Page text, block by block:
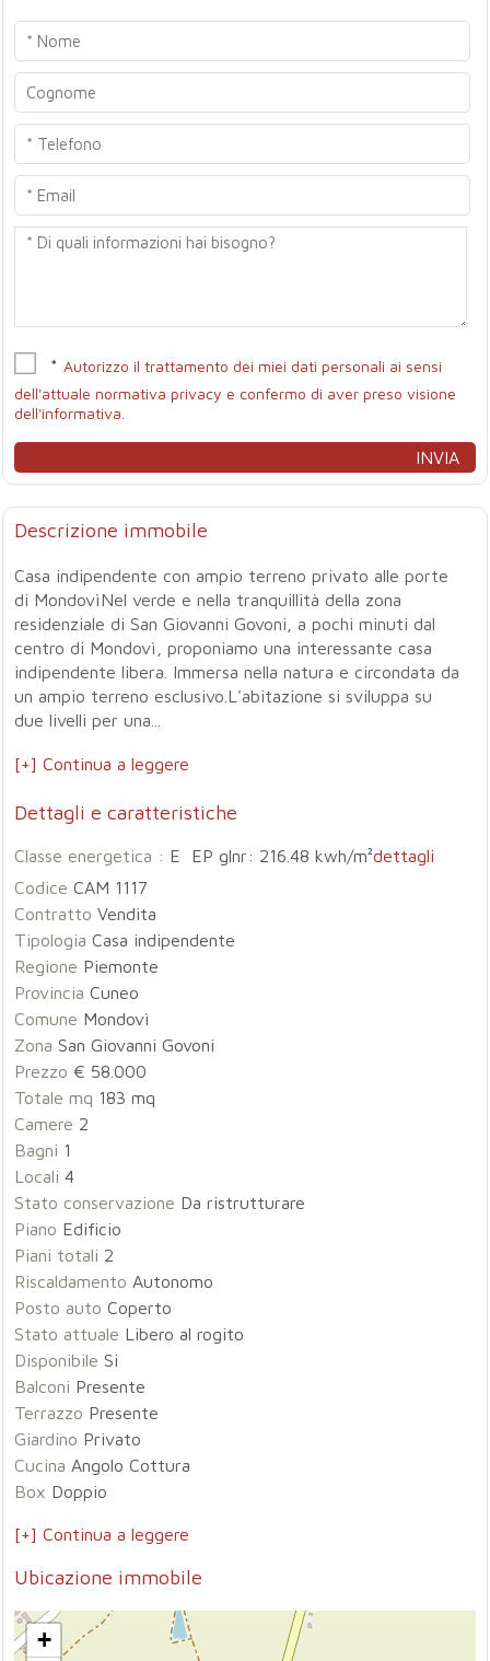
*Autorizzo il trattamento dei miei dati personali ai sensi
dell'attuale normativa privacy e confermo di aver preso visione
dell'informativa.
Descrizione immobile
Casa indipendente con ampio terreno privato alle porte
di MondovìNel verde e nella tranquillità della zona
residenziale di San Giovanni Govoni, a pochi minuti dal
centro di Mondovì, proponiamo una interessante casa
indipendente libera. Immersa nella natura e circondata da
un ampio terreno esclusivo.L'abitazione si sviluppa su
due livelli per una...
[+] Continua a leggere
Dettagli e caratteristiche
Classe energetica : E EP glnr: 216.48 kwh/m²dettagli
Codice CAM 1117
Contratto Vendita
Tipologia Casa indipendente
Regione Piemonte
Provincia Cuneo
Comune Mondovì
Zona San Giovanni Govoni
Prezzo € 58.000
Totale mq 183 mq
Camere 2
Bagni 1
Locali 4
Stato conservazione Da ristrutturare
Piano Edificio
Piani totali 2
Riscaldamento Autonomo
Posto auto Coperto
Stato attuale Libero al rogito
Disponibile Si
Balconi Presente
Terrazzo Presente
Giardino Privato
Cucina Angolo Cottura
Box Doppio
[+] Continua a leggere
Ubicazione immobile
+